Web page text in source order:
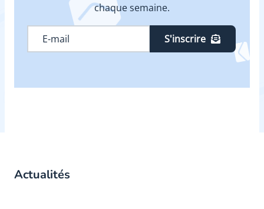
chaque semaine.
S'inscrire
Actualités